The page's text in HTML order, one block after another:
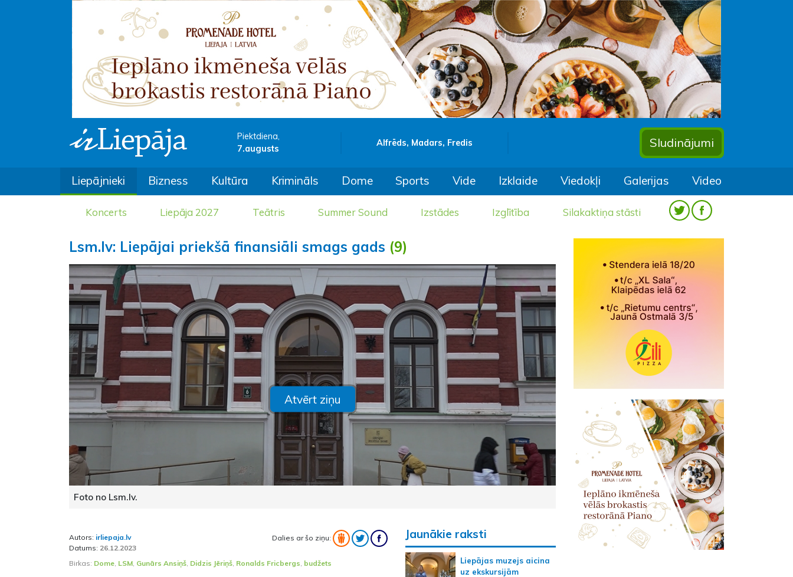
Piektdiena,
7.augusts
Alfrēds, Madars, Fredis Sludinājumi
Liepājnieki Bizness Kultūra Krimināls Dome Sports Vide Izklaide Viedokļi Galerijas Video
Koncerts Liepāja 2027 Teātris Summer Sound Izstādes Izglītība Silakaktiņa stāsti
Lsm.lv: Liepājai priekšā finansiāli smags gads (9)
Foto no Lsm.lv.
Atvērt ziņu
Autors: irliepaja.lv
Datums: 26.12.2023
Dalies ar šo ziņu:
Birkas: Dome, LSM, Gunārs Ansiņš, Didzis Jēriņš, Ronalds Fricbergs, budžets
Jaunākie raksti
Liepājas muzejs aicina
uz ekskursijām